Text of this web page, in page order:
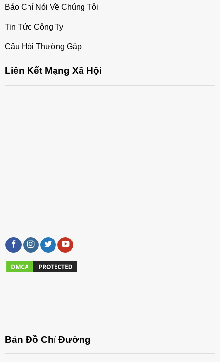
Báo Chí Nói Về Chúng Tôi
Tin Tức Công Ty
Câu Hỏi Thường Gặp
Liên Kết Mạng Xã Hội
Bản Đồ Chỉ Đường